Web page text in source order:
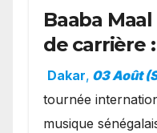
Baaba
de carrière
présence
royale.
Dakar, 03 Août
tournée
musique